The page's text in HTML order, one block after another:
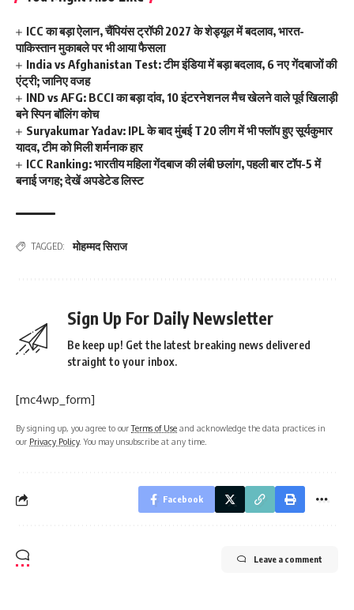
ICC का बड़ा ऐलान, चैंपियंस ट्रॉफी 2027 के शेड्यूल में बदलाव, भारत-
पाकिस्तान मुकाबले पर भी आया फैसला
India vs Afghanistan Test: टीम इंडिया में बड़ा बदलाव, 6 नए गेंदबाजों की
एंट्री; जानिए वजह
IND vs AFG: BCCI का बड़ा दांव, 10 इंटरनेशनल मैच खेलने वाले पूर्व खिलाड़ी
बने स्पिन बॉलिंग कोच
Suryakumar Yadav: IPL के बाद मुंबई T20 लीग में भी फ्लॉप हुए सूर्यकुमार
यादव, टीम को मिली शर्मनाक हार
ICC Ranking: भारतीय महिला गेंदबाज की लंबी छलांग, पहली बार टॉप-5 में
बनाई जगह; देखें अपडेटेड लिस्ट
TAGGED: मोहम्मद सिराज
Sign Up For Daily Newsletter
Be keep up! Get the latest breaking news delivered
straight to your inbox.
[mc4wp_form]
By signing up, you agree to ourTerms of Use and acknowledge the data practices in
our Privacy Policy. You may unsubscribe at any time.
Facebook
Leave a comment